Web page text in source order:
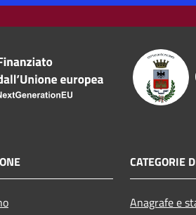
CATEGORIE
Anagrafe e